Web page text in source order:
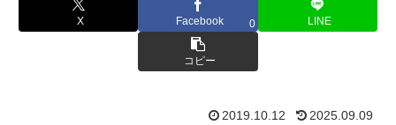
X Facebook 0 LINE
コピー
2019.10.12 2025.09.09